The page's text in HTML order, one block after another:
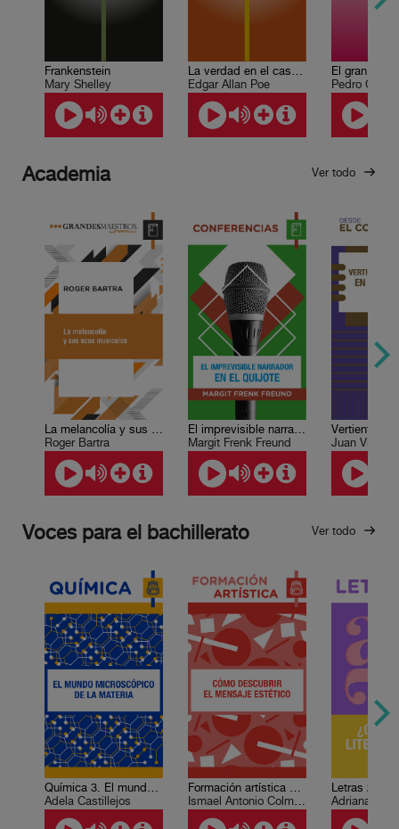
Frankenstein
Mary Shelley
La verdad en el caso del señor Valdemar
Edgar Allan Poe
Academia Ver todo
La melancolía y sus ecos musicales
Roger Bartra
El imprevisible narrador en el Quijote
Margit Frenk Freund
Juan Villoro
Voces para el bachillerato Ver todo
Química 3. El mundo microscópico de la materia
Adela Castillejos
Formación artística 2. Cómo descubrir el mensaje estético
Ismael Antonio Colmenares M., Saúl León Ramírez, José Luis Alderete Retana, Guadalupe Sumano Durán, Pedro Enrique Ayala Medina, Víctor Manuel Monroy de la Rosa, Leticia Escobar, Felipe Mejía Rodríguez, Sergio Herrera Castro